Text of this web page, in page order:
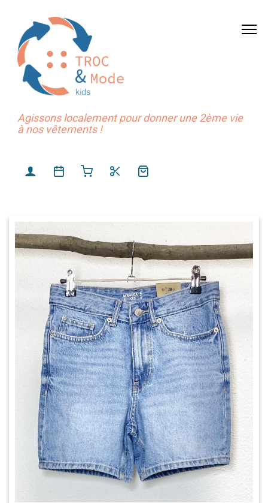
Agissons localement pour donner une 2ème vie
à nos vêtements !